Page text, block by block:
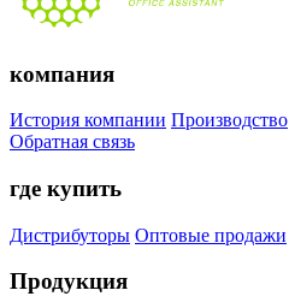
компания
История компании Производство
Обратная связь
где купить
Дистрибуторы Оптовые продажи
Продукция